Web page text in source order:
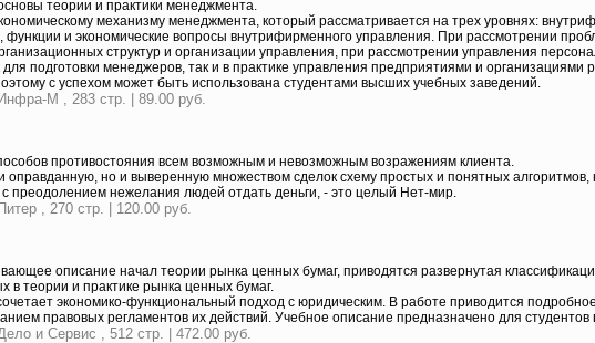
теории и практики менеджмента.
механизму менеджмента, который рассматривается на трех уровнях:
и экономические вопросы внутрифирменного управления. При рассмотрении
структур и организации управления, при рассмотрении управления
для подготовки менеджеров, так и в практике управления предприятиями и
с успехом может быть использована студентами высших учебных заведений.
М , 283 стр. | 89.00 руб.
противостояния всем возможным и невозможным возражениям клиента.
оправданную, но и выверенную множеством сделок схему простых и понятных
преодолением нежелания людей отдать деньги, - это целый Нет-мир.
, 270 стр. | 120.00 руб.
описание начал теории рынка ценных бумаг, приводятся развернутая
в теории и практике рынка ценных бумаг.
экономико-функциональный подход с юридическим. В работе приводится
правовых регламентов их действий. Учебное описание предназначено для
и Сервис , 512 стр. | 472.00 руб.